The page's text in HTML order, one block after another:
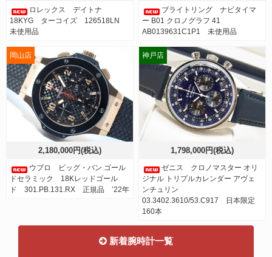
ロレックス デイトナ
18KYG ターコイズ 126518LN
未使用品
ブライトリング ナビタイマ
ー B01 クロノグラフ 41
AB0139631C1P1 未使用品
2,180,000円(税込)
ウブロ ビッグ・バン ゴール
ドセラミック 18Kレッドゴール
ド 301.PB.131.RX 正規品 ’22年
岡山店
1,798,000円(税込)
ゼニス クロノマスター オリ
ジナル トリプルカレンダー アヴェ
ンチュリン
03.3402.3610/53.C917 日本限定
160本
神戸店
新着腕時計一覧